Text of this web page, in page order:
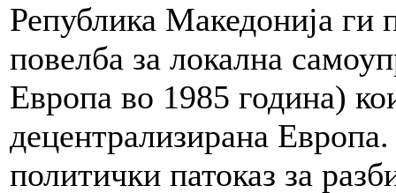
Република Македонија ги
повелба за локална
Европа во 1985 година)
децентрализирана
политички патоказ за